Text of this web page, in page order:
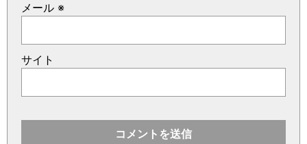
メール ※
サイト